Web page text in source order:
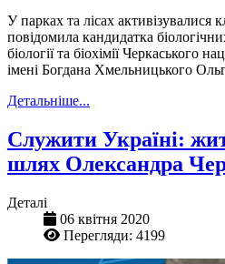
У парках та лісах
повідомила кандидатка
біології та біохімії Черкаського
імені Богдана Хмельницького
Детальніше...
Служити Україні:
шлях Олександра
Деталі
06 квітня 2020
Перегляди: 4199